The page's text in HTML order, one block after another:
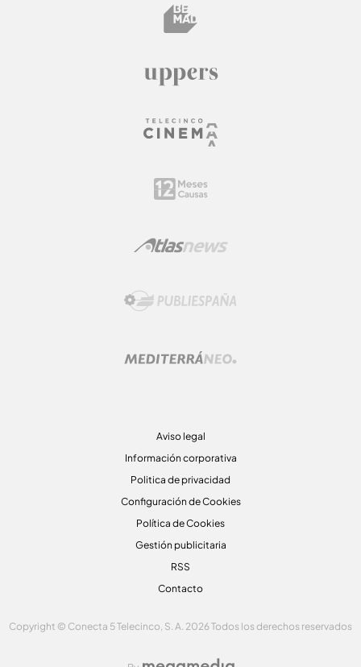
Aviso legal
Información corporativa
Politica de privacidad
Configuración de Cookies
Política de Cookies
Gestión publicitaria
RSS
Contacto
Copyright © Conecta 5 Telecinco, S. A. 2026 Todos los derechos reservados